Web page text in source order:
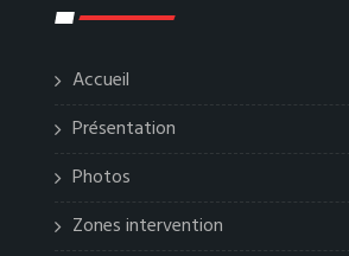
Accueil
Présentation
Photos
Zones intervention